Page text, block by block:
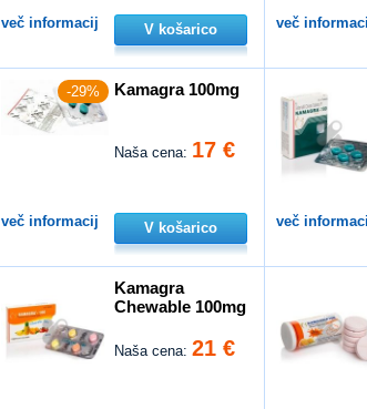
več informacij V košarico več
-29% Kamagra 100mg
Naša cena: 17 €
več informacij V košarico več
Kamagra
Chewable 100mg
Naša cena:21 €